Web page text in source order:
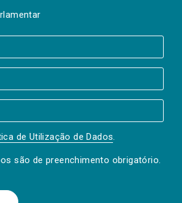
de Utilização de Dados.
são de preenchimento obrigatório.